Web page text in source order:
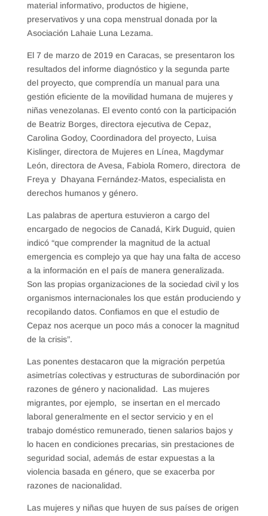
material informativo, productos de higiene,
preservativos y una copa menstrual donada por la
Asociación Lahaie Luna Lezama.
El 7 de marzo de 2019 en Caracas, se presentaron los
resultados del informe diagnóstico y la segunda parte
del proyecto, que comprendía un manual para una
gestión eficiente de la movilidad humana de mujeres y
niñas venezolanas. El evento contó con la participación
de Beatriz Borges, directora ejecutiva de Cepaz,
Carolina Godoy, Coordinadora del proyecto, Luisa
Kislinger, directora de Mujeres en Línea, Magdymar
León, directora de Avesa, Fabiola Romero, directora de
Freya y Dhayana Fernández-Matos, especialista en
derechos humanos y género.
Las palabras de apertura estuvieron a cargo del
encargado de negocios de Canadá, Kirk Duguid, quien
indicó “que comprender la magnitud de la actual
emergencia es complejo ya que hay una falta de acceso
a la información en el país de manera generalizada.
Son las propias organizaciones de la sociedad civil y los
organismos internacionales los que están produciendo y
recopilando datos. Confiamos en que el estudio de
Cepaz nos acerque un poco más a conocer la magnitud
de la crisis”.
Las ponentes destacaron que la migración perpetúa
asimetrías colectivas y estructuras de subordinación por
razones de género y nacionalidad. Las mujeres
migrantes, por ejemplo, se insertan en el mercado
laboral generalmente en el sector servicio y en el
trabajo doméstico remunerado, tienen salarios bajos y
lo hacen en condiciones precarias, sin prestaciones de
seguridad social, además de estar expuestas a la
violencia basada en género, que se exacerba por
razones de nacionalidad.
Las mujeres y niñas que huyen de sus países de origen